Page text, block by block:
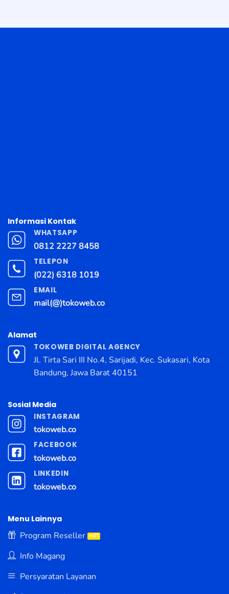
Informasi Kontak
WHATSAPP
0812 2227 8458
TELEPON
(022) 6318 1019
EMAIL
mail(@)tokoweb.co
Alamat
TOKOWEB DIGITAL AGENCY
Jl. Tirta Sari III No.4, Sarijadi, Kec. Sukasari, Kota
Bandung, Jawa Barat 40151
Sosial Media
INSTAGRAM
tokoweb.co
FACEBOOK
tokoweb.co
LINKEDIN
tokoweb.co
Menu Lainnya
Program Reseller
Info Magang
Persyaratan Layanan